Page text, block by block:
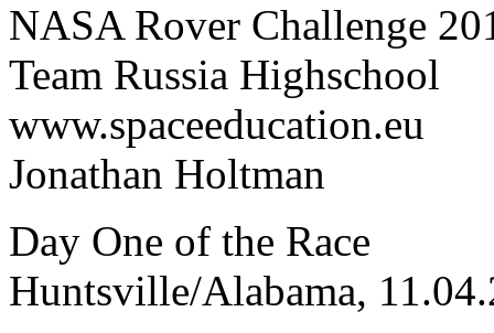
NASA Rover Challenge
Team Russia Highschool
www.spaceeducation.eu
Jonathan Holtman
Day One of the Race
Huntsville/Alabama,